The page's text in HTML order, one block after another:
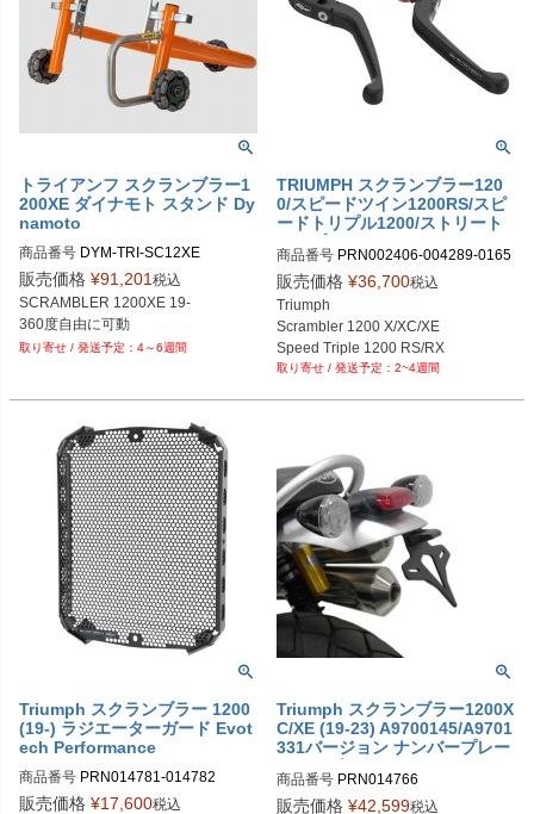
トライアンフ スクランブラー1
200XE ダイナモト スタンド Dy
namoto
商品番号 DYM-TRI-SC12XE
販売価格 ¥91,201 税込
SCRAMBLER 1200XE 19-
4～6週間
TRIUMPH スクランブラー120
0/スピードツイン1200RS/スピ
ードトリプル1200/ストリート
ングレバーセット(クラッチ+ブ
レーキ) Evotech Performance
商品番号 PRN002406-004289-0165
62
PRN002406-004289-016562-01
PRN002406-004289-016562-02
PRN002406-004289-016562-03
PRN002406-004289-016562-04
PRN002406-004289-016562-06
PRN002406-004289-016562-09
PRN002406-004289-016562-10
PRN002406-004289-016562-11
PRN002406-004289-016562-12
PRN002406-004289-016562-13
PRN002406-004289-016562-34
販売価格 ¥36,700税込
Triumph
Scrambler 1200 X/XC/XE
Speed Triple 1200 RS/RX
Speed Twin 1200 RS 2~4週間
Triumph スクランブラー 1200
(19-) ラジエーターガード Evot
ech Performance
商品番号 PRN014781-014782
PRN014781-014782-01
販売価格 ¥17,600税込
Triumph スクランブラー1200X
C/XE (19-23) A9700145/A9701
331バージョン ナンバープレー
nce
商品番号 PRN014766
PRN014766-01
販売価格 ¥42,599税込